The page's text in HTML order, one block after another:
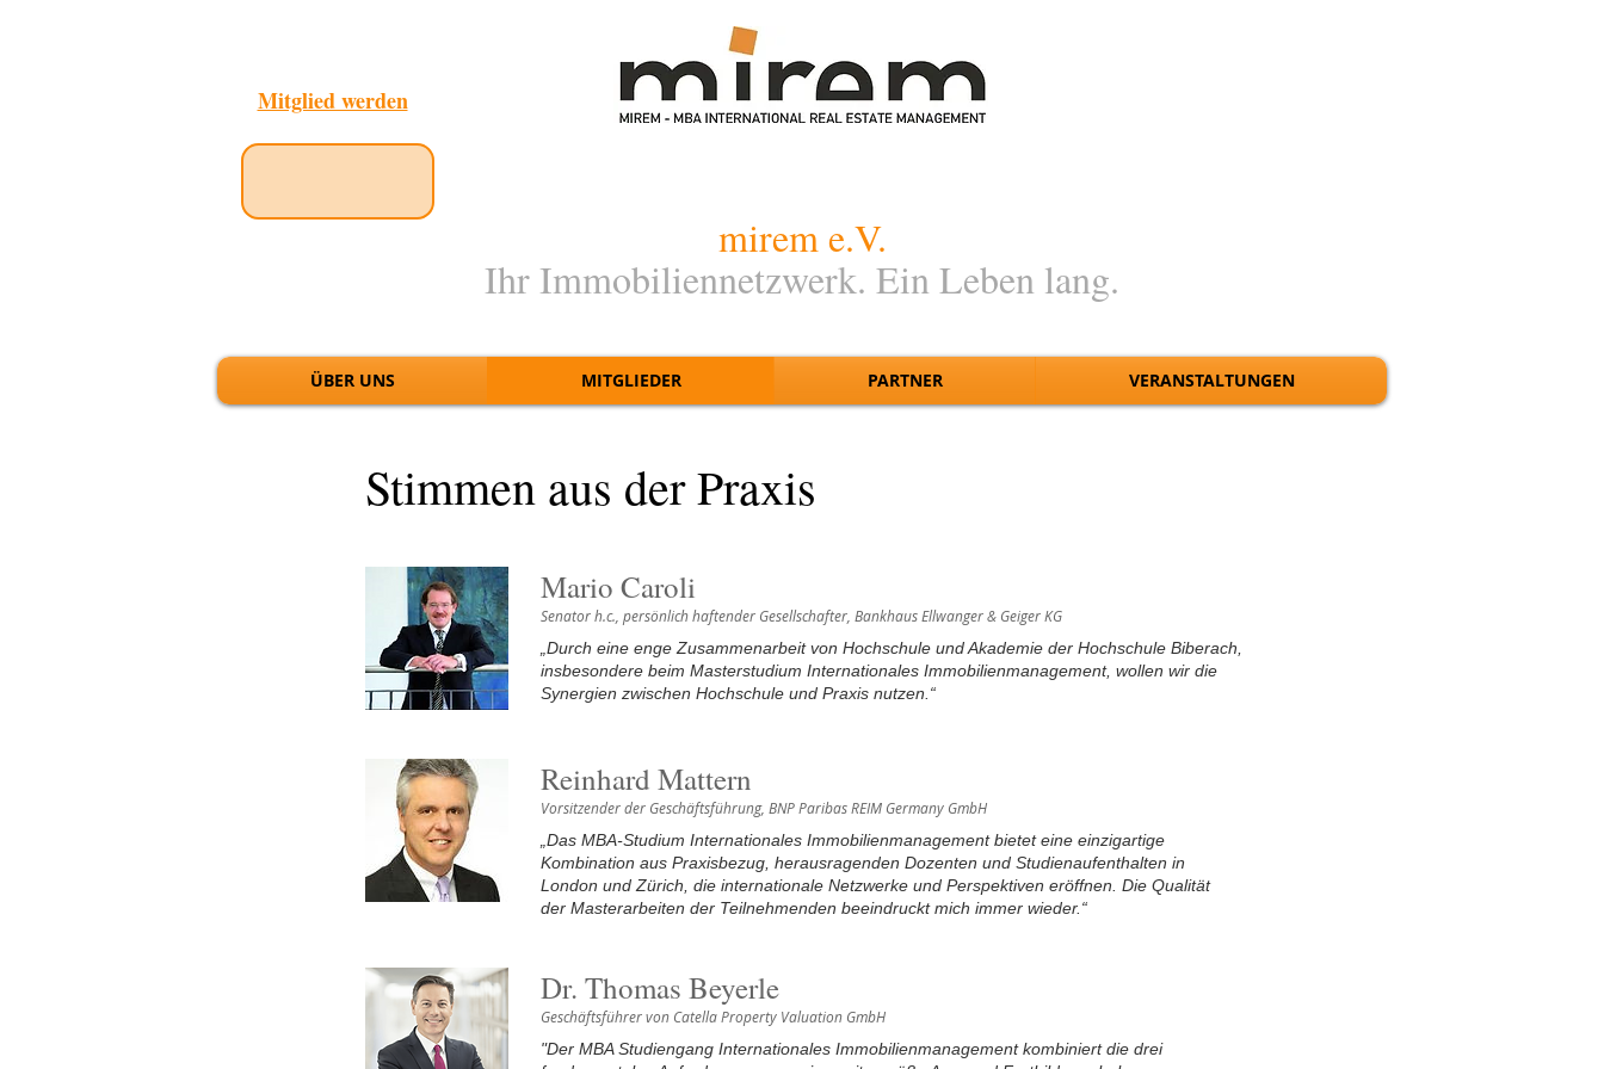
Mitglied werden
mirem e.V.
Ihr Immobiliennetzwerk. Ein Leben lang.
ÜBER UNS MITGLIEDER PARTNER VERANSTALTUNGEN
Stimmen aus der Praxis
Mario Caroli
Senator h.c., persönlich haftender Gesellschafter, Bankhaus Ellwanger & Geiger KG
„Durch eine enge Zusammenarbeit von Hochschule und Akademie der Hochschule Biberach,
insbesondere beim Masterstudium Internationales Immobilienmanagement, wollen wir die
Synergien zwischen Hochschule und Praxis nutzen.“
Reinhard Mattern
Vorsitzender der Geschäftsführung, BNP Paribas REIM Germany GmbH
„Das MBA-Studium Internationales Immobilienmanagement bietet eine einzigartige
Kombination aus Praxisbezug, herausragenden Dozenten und Studienaufenthalten in
London und Zürich, die internationale Netzwerke und Perspektiven eröffnen. Die Qualität
der Masterarbeiten der Teilnehmenden beeindruckt mich immer wieder.“
Dr. Thomas Beyerle
Geschäftsführer von Catella Property Valuation GmbH
"Der MBA Studiengang Internationales Immobilienmanagement kombiniert die drei